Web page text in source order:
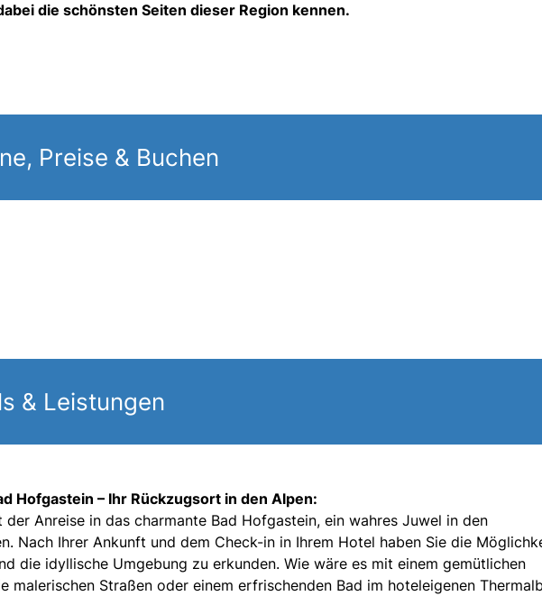
die schönsten Seiten dieser Region kennen.
Preise & Buchen
& Leistungen
Hofgastein – Ihr Rückzugsort in den Alpen:
der Anreise in das charmante Bad Hofgastein, ein wahres Juwel in den
Nach Ihrer Ankunft und dem Check-in in Ihrem Hotel haben Sie die
die idyllische Umgebung zu erkunden. Wie wäre es mit einem gemütlichen
malerischen Straßen oder einem erfrischenden Bad im hoteleigenen